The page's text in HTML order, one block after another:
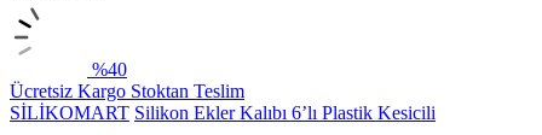
%40
Ücretsiz Kargo Stoktan Teslim
SİLİKOMART Silikon Ekler Kalıbı 6’lı Plastik Kesicili